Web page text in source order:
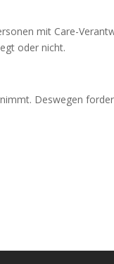
mit Care-
oder nicht.
Deswegen